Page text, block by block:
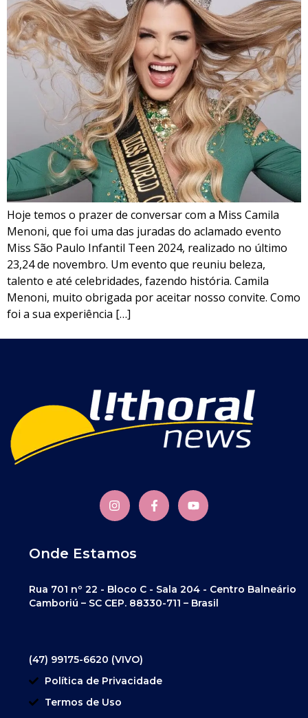
Hoje temos o prazer de conversar com a Miss Camila
Menoni, que foi uma das juradas do aclamado evento
Miss São Paulo Infantil Teen 2024, realizado no último
23,24 de novembro. Um evento que reuniu beleza,
talento e até celebridades, fazendo história. Camila
Menoni, muito obrigada por aceitar nosso convite. Como
foi a sua experiência […]
Onde Estamos
Rua 701 nº 22 - Bloco C - Sala 204 - Centro Balneário
Camboriú – SC CEP. 88330-711 – Brasil
(47) 99175-6620 (VIVO)
Política de Privacidade
Termos de Uso